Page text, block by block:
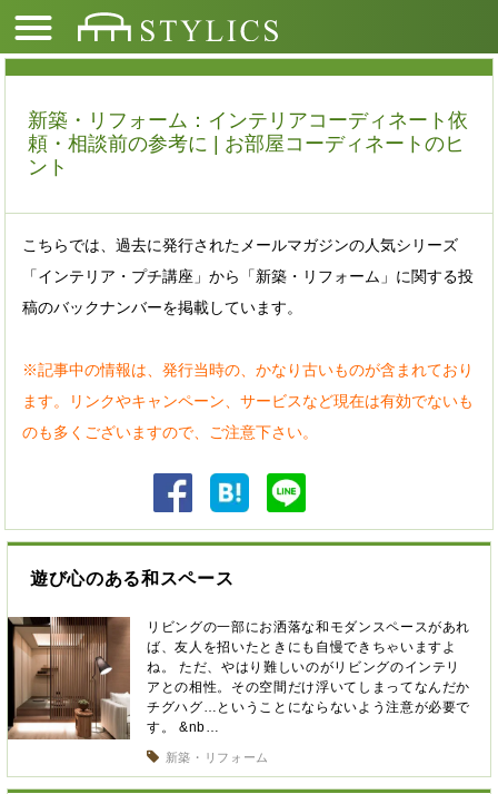
新築・リフォーム：インテリアコーディネート依
頼・相談前の参考に | お部屋コーディネートのヒ
ント
こちらでは、過去に発行されたメールマガジンの人気シリーズ
「インテリア・プチ講座」から「新築・リフォーム」に関する投
稿のバックナンバーを掲載しています。
※記事中の情報は、発行当時の、かなり古いものが含まれており
ます。リンクやキャンペーン、サービスなど現在は有効でないも
のも多くございますので、ご注意下さい。
遊び心のある和スペース
リビングの一部にお洒落な和モダンスペースがあれ
ば、友人を招いたときにも自慢できちゃいますよ
ね。 ただ、やはり難しいのがリビングのインテリ
アとの相性。その空間だけ浮いてしまってなんだか
チグハグ…ということにならないよう注意が必要で
す。 &nb…
新築・リフォーム